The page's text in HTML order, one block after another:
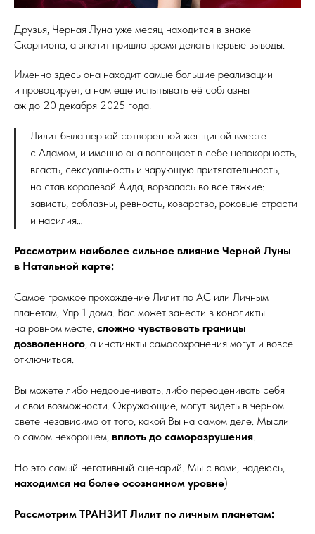
Друзья, Черная Луна уже месяц находится в знаке
Скорпиона, а значит пришло время делать первые выводы.
Именно здесь она находит самые большие реализации
и провоцирует, а нам ещё испытывать её соблазны
аж до 20 декабря 2025 года.
Лилит была первой сотворенной женщиной вместе
с Адамом, и именно она воплощает в себе непокорность,
власть, сексуальность и чарующую притягательность,
но став королевой Аида, ворвалась во все тяжкие:
зависть, соблазны, ревность, коварство, роковые страсти
и насилия…
Рассмотрим наиболее сильное влияние Черной Луны
в Натальной карте:
Самое громкое прохождение Лилит по АС или Личным
планетам, Упр 1 дома. Вас может занести в конфликты
на ровном месте, сложно чувствовать границы
дозволенного, а инстинкты самосохранения могут и вовсе
отключиться.
Вы можете либо недооценивать, либо переоценивать себя
и свои возможности. Окружающие, могут видеть в черном
свете независимо от того, какой Вы на самом деле. Мысли
о самом нехорошем, вплоть до саморазрушения.
Но это самый негативный сценарий. Мы с вами, надеюсь,
находимся на более осознанном уровне)
Рассмотрим ТРАНЗИТ Лилит по личным планетам: